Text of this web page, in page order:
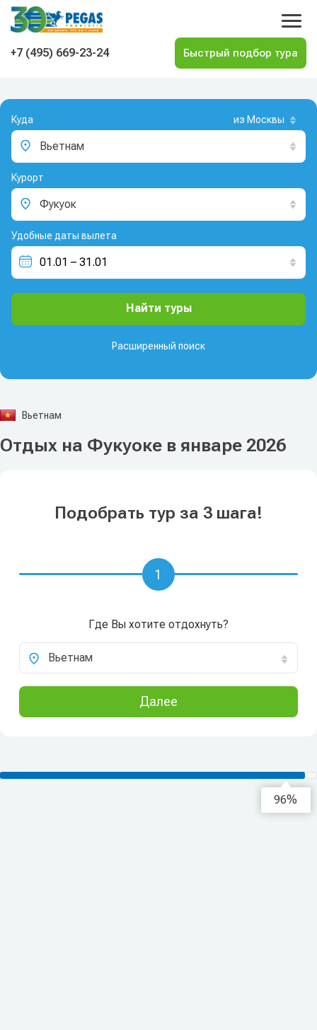
На главную
+7 (495) 669-23-24
Куда из Москвы
Вьетнам
Курорт
Фукуок
Удобные даты вылета
Расширенный поиск
Найти туры
Вьетнам
Отдых на Фукуоке в январе 2026
Подобрать тур за 3 шага!
Где Вы хотите отдохнуть?
Вьетнам
Далее
1
97%